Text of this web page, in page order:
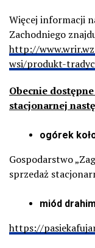
Więcej informacji
Zachodniego
http://
wsi/produkt-
Obecnie
stacjonarnej
ogórek
Gospodarstwo
sprzedaż
miód
https://